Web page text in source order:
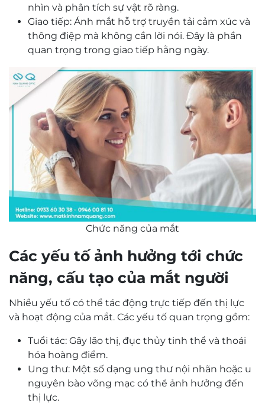
nhìn và phân tích sự vật rõ ràng.
Giao tiếp: Ánh mắt hỗ trợ truyền tải cảm xúc và
thông điệp mà không cần lời nói. Đây là phần
quan trọng trong giao tiếp hằng ngày.
Chức năng của mắt
Các yếu tố ảnh hưởng tới chức
năng, cấu tạo của mắt người
Nhiều yếu tố có thể tác động trực tiếp đến thị lực
và hoạt động của mắt. Các yếu tố quan trọng gồm:
Tuổi tác: Gây lão thị, đục thủy tinh thể và thoái
hóa hoàng điểm.
Ung thư: Một số dạng ung thư nội nhãn hoặc u
nguyên bào võng mạc có thể ảnh hưởng đến
thị lực.